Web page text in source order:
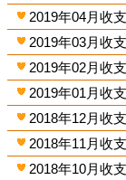
2019年04月收
2019年03月收
2019年02月收
2019年01月收
2018年12月收
2018年11月收
2018年10月收